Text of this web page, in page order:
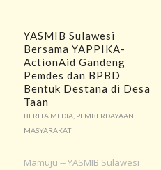
YASMIB Sulawesi
Bersama YAPPIKA-
ActionAid Gandeng
Pemdes dan BPBD
Bentuk Destana di Desa
Taan
BERITA MEDIA, PEMBERDAYAAN
MASYARAKAT
Mamuju -- YASMIB Sulawesi